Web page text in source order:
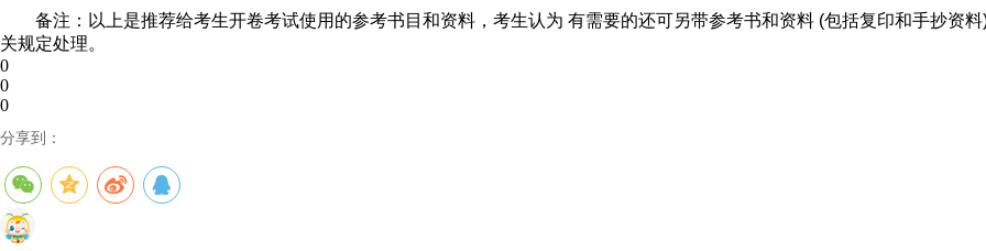
备注：以上是推荐给考生开卷考试使用的参考书目和资料，考生认为 有需要的还可另带参考书和资料 (包括复印和手抄资
关规定处理。
0
0
0
分享到：